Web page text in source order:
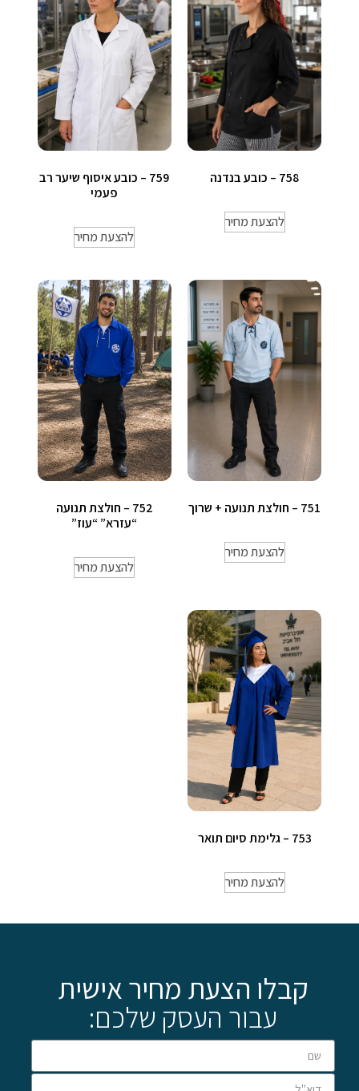
758 – כובע בנדנה
להצעת מחיר
759 – כובע איסוף שיער רב
פעמי
להצעת מחיר
751 – חולצת תנועה + שרוך
להצעת מחיר
752 – חולצת תנועה
“עזרא” “עוז”
להצעת מחיר
753 – גלימת סיום תואר
להצעת מחיר
קבלו הצעת מחיר אישית
עבור העסק שלכם: